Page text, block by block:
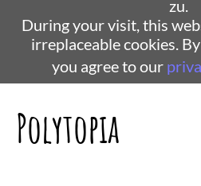
zu.
During your visit, this
irreplaceable cookies.
you agree to our
Polytopia